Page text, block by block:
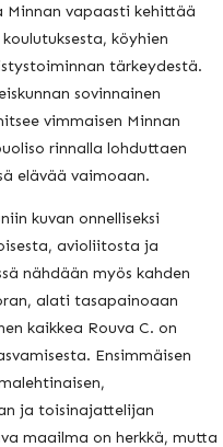
vapaasti kehittää
köyhien
tärkeydestä.
sovinnainen
vimmaisen Minnan
rinnalla lohduttaen
elävää vaimoaan.
kuvan onnelliseksi
avioliitosta ja
nähdään myös kahden
alati tasapainoaan
kaikkea Rouva C. on
Ensimmäisen
ja toisinajattelijan
maailma on herkkä, mutta